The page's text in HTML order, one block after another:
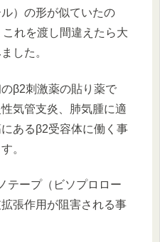
）の形が似ていたの
れを渡し間違えたら大
した。
β2刺激薬の貼り薬で
気管支炎、肺気腫に適
あるβ2受容体に働く事
。
テープ（ビソプロロー
張作用が阻害される事